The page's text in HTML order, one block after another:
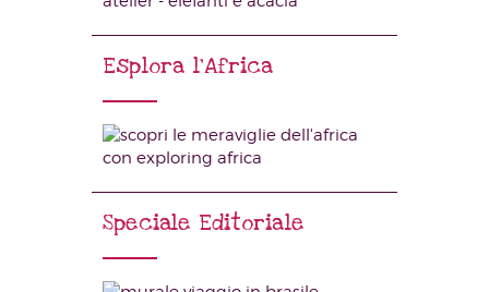
Esplora l’Africa
Speciale Editoriale